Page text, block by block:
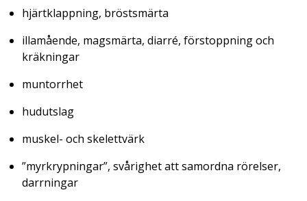
hjärtklappning, bröstsmärta
illamående, magsmärta, diarré, förstoppning och
kräkningar
muntorrhet
hudutslag
muskel- och skelettvärk
”myrkrypningar”, svårighet att samordna rörelser,
darrningar